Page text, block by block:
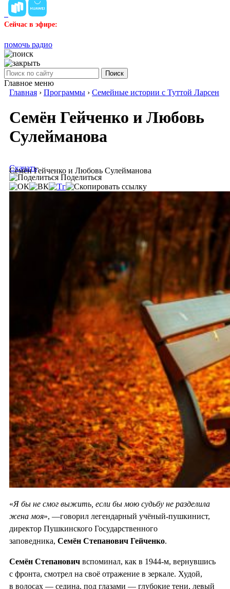
Сейчас в эфире:
помочь радио
Поиск
Главное меню
Главная › Программы › Семейные истории с Туттой Ларсен
Семён Гейченко и Любовь
Сулейманова
Семён Гейченко и Любовь Сулейманова
Скачать
Поделиться
«Я бы не смог выжить, если бы мою судьбу не разделила
жена моя», —говорил легендарный учёный-пушкинист,
директор Пушкинского Государственного
заповедника, Семён Степанович Гейченко.
Семён Степанович вспоминал, как в 1944-м, вернувшись
с фронта, смотрел на своё отражение в зеркале. Худой,
в волосах — седина, под глазами — глубокие тени, левый